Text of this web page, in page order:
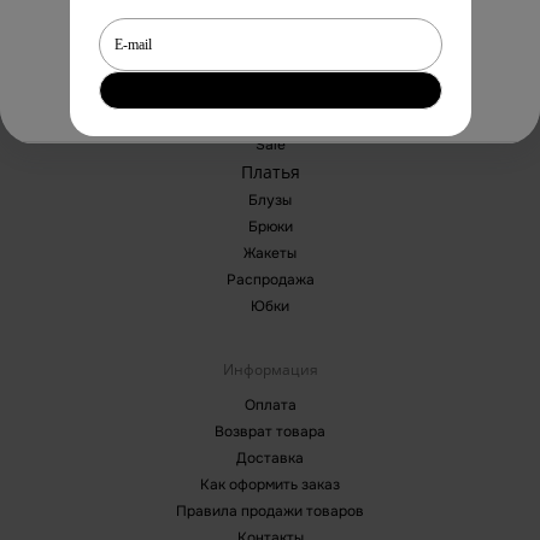
Каталог
Sale
Платья
Блузы
Брюки
Жакеты
Распродажа
Юбки
Информация
Оплата
Возврат товара
Доставка
Как оформить заказ
Правила продажи товаров
Yes Cancel